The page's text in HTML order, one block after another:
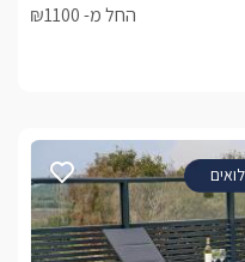
החל מ- ₪1100